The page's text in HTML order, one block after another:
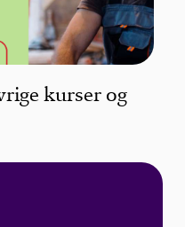
kurser og